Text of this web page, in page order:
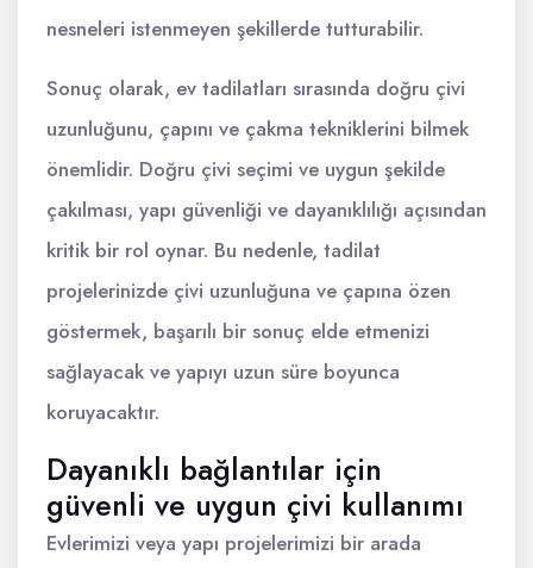
nesneleri istenmeyen şekillerde tutturabilir.
Sonuç olarak, ev tadilatları sırasında doğru çivi
uzunluğunu, çapını ve çakma tekniklerini bilmek
önemlidir. Doğru çivi seçimi ve uygun şekilde
çakılması, yapı güvenliği ve dayanıklılığı açısından
kritik bir rol oynar. Bu nedenle, tadilat
projelerinizde çivi uzunluğuna ve çapına özen
göstermek, başarılı bir sonuç elde etmenizi
sağlayacak ve yapıyı uzun süre boyunca
koruyacaktır.
Dayanıklı bağlantılar için
güvenli ve uygun çivi kullanımı
Evlerimizi veya yapı projelerimizi bir arada